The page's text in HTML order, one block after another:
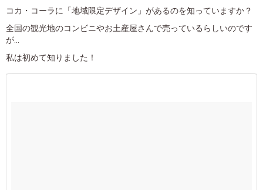
コカ・コーラに「地域限定デザイン」があるのを知っていますか？
全国の観光地のコンビニやお土産屋さんで売っているらしいのです
が…
私は初めて知りました！